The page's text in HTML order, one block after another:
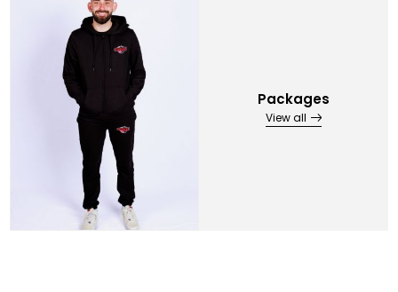
Packages
View all